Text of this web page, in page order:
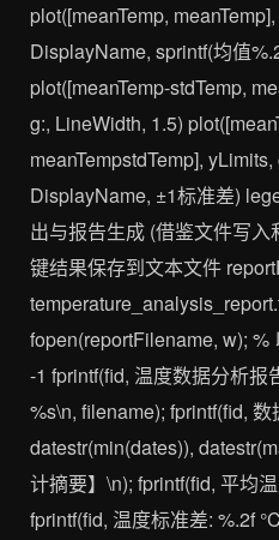
plot([meanTemp,
DisplayName, sprintf(均值
plot([meanTemp-stdTemp,
g:, LineWidth, 1.5)
meanTempstdTemp],
DisplayName, ±1标准差)
出与报告生成 (借鉴文件写
键结果保存到文本文件
fopen(reportFilename, w); %
-1 fprintf(fid, 温度数据分析报
%s\n, filename); fprintf(fid,
datestr(min(dates)),
计摘要】\n); fprintf(fid, 平均
fprintf(fid, 温度标准差: %.2f